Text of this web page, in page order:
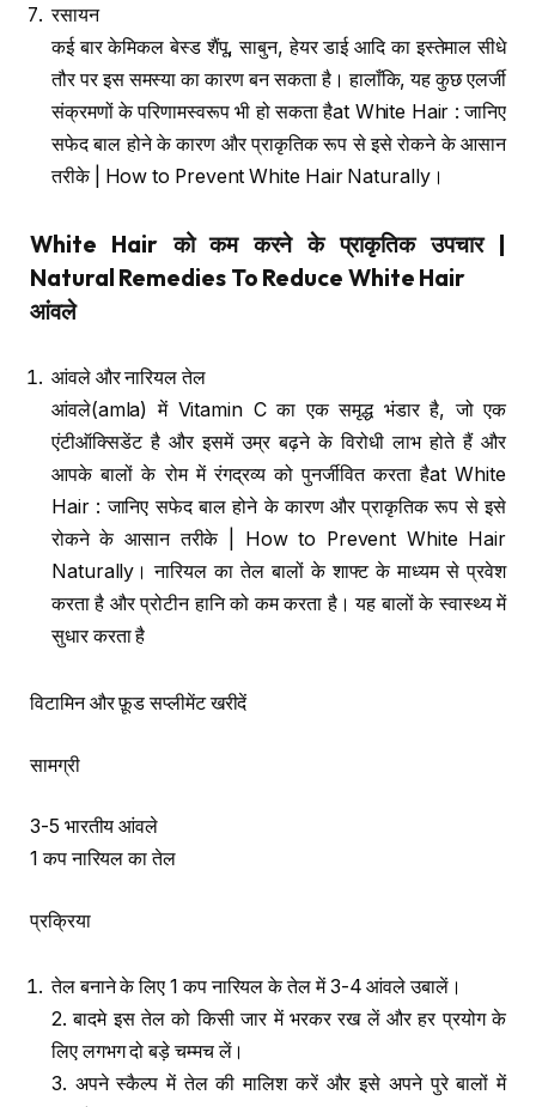
रसायन
कई बार केमिकल बेस्ड शैंपू, साबुन, हेयर डाई आदि का इस्तेमाल सीधे
तौर पर इस समस्या का कारण बन सकता है। हालाँकि, यह कुछ एलर्जी
संक्रमणों के परिणामस्वरूप भी हो सकता हैat White Hair : जानिए
सफेद बाल होने के कारण और प्राकृतिक रूप से इसे रोकने के आसान
तरीके | How to Prevent White Hair Naturally।
White Hairको कम करने के प्राकृतिक उपचार |
Natural Remedies To Reduce White Hair
आंवले
आंवले और नारियल तेल
आंवले(amla) में Vitamin C का एक समृद्ध भंडार है, जो एक
एंटीऑक्सिडेंट है और इसमें उम्र बढ़ने के विरोधी लाभ होते हैं और
आपके बालों के रोम में रंगद्रव्य को पुनर्जीवित करता हैat White
Hair : जानिए सफेद बाल होने के कारण और प्राकृतिक रूप से इसे
रोकने के आसान तरीके | How to Prevent White Hair
Naturally। नारियल का तेल बालों के शाफ्ट के माध्यम से प्रवेश
करता है और प्रोटीन हानि को कम करता है। यह बालों के स्वास्थ्य में
सुधार करता है
विटामिन और फ़ूड सप्लीमेंट खरीदें
सामग्री
3-5 भारतीय आंवले
1 कप नारियल का तेल
प्रक्रिया
तेल बनाने के लिए 1 कप नारियल के तेल में 3-4 आंवले उबालें।
2. बादमे इस तेल को किसी जार में भरकर रख लें और हर प्रयोग के
लिए लगभग दो बड़े चम्मच लें।
3. अपने स्कैल्प में तेल की मालिश करें और इसे अपने पुरे बालों में